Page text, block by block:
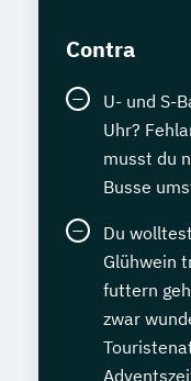
Contra
U- und S-
Uhr?
musst du
Busse
Du
Glühwein
futtern
zwar